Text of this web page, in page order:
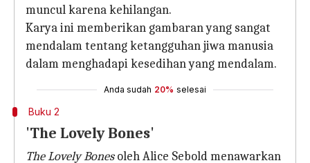
muncul karena kehilangan.
Karya ini memberikan gambaran yang sangat
mendalam tentang ketangguhan jiwa manusia
dalam menghadapi kesedihan yang mendalam.
Anda sudah 20% selesai
Buku 2
'The Lovely Bones'
The Lovely Bonesoleh Alice Sebold menawarkan